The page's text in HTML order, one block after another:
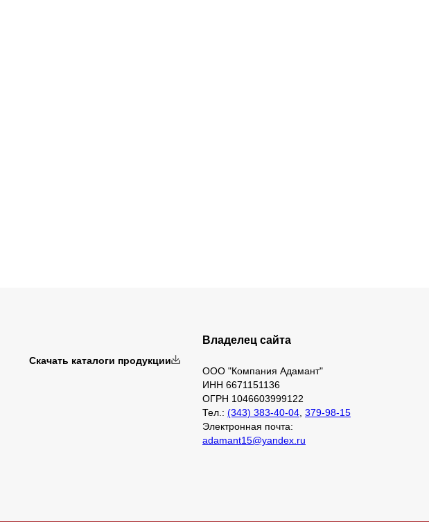
Скачать каталоги продукции
Владелец сайта
ООО "Компания Адамант"
ИНН 6671151136
ОГРН 1046603999122
Тел.: (343) 383-40-04 379-98-15
Электронная почта:
adamant15@yandex.ru